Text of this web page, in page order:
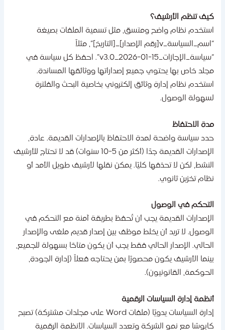
تنظم الأرشيف؟
نظام واضح ومتسق، مثل تسمية الملفات بصيغة
“اسم_السياسة_v[رقم الإصدار]_[التاريخ]”، مثلاً
“سياسة_الإجازات_v3.0_2026-01-15”. احفظ كل سياسة في
خاص بها يحتوي جميع إصداراتها ووثائقها المساندة.
نظام إدارة وثائق إلكتروني بخاصية البحث والفلترة
الوصول.
الاحتفاظ
سياسة واضحة لمدة الاحتفاظ بالإصدارات القديمة. عادة،
الإصدارات القديمة جدًا (أكثر من 5-10 سنوات) قد لا تحتاج للأرشيف
لكن لا تحذفها كليًا. يمكن نقلها لأرشيف طويل الأمد أو
تخزين ثانوي.
في الوصول
القديمة يجب أن تُحفظ بطريقة آمنة مع التحكم في
لا تريد أن يخلط موظف بين إصدار قديم ملغى والإصدار
الإصدار الحالي فقط يجب أن يكون متاحًا بسهولة للجميع،
الأرشيف يكون محصورًا بمن يحتاجه فعلاً (إدارة الجودة،
القانونيون).
إدارة السياسات الرقمية
إدارة السياسات يدويًا (ملفات Word على مجلدات مشتركة) تصبح
مع نمو الشركة وتعدد السياسات. الأنظمة الرقمية